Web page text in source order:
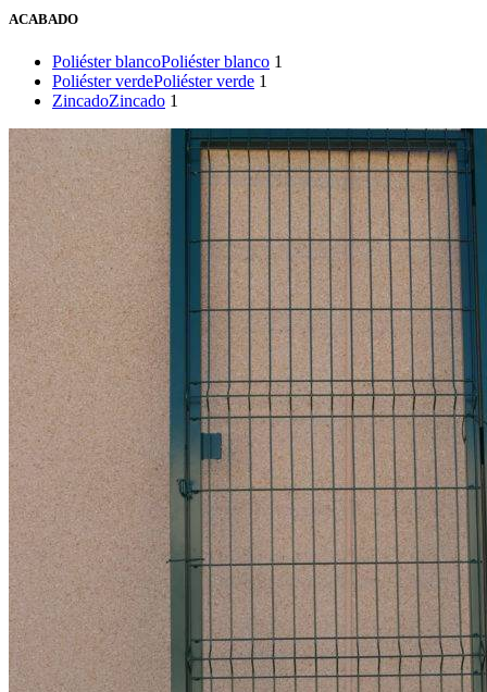
ACABADO
Poliéster blancoPoliéster blanco 1
Poliéster verdePoliéster verde 1
ZincadoZincado 1